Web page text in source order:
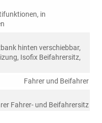
in
hinten verschiebbar,
Isofix Beifahrersitz,
Fahrer und Beifahrer
Fahrer- und Beifahrersitz